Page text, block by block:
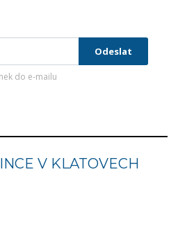
do e-mailu
V KLATOVECH